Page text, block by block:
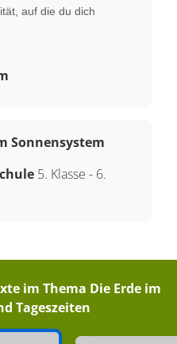
auf die du dich
Sonnensystem
5. Klasse - 6.
im Thema Die Erde im
Tageszeiten